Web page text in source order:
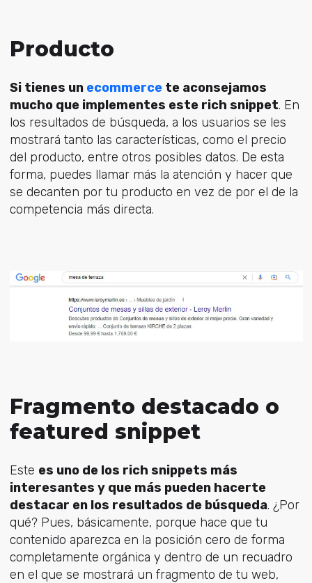
Producto
Si tienes un ecommercete aconsejamos
mucho que implementes este rich snippet. En
los resultados de búsqueda, a los usuarios se les
mostrará tanto las características, como el precio
del producto, entre otros posibles datos. De esta
forma, puedes llamar más la atención y hacer que
se decanten por tu producto en vez de por el de la
competencia más directa.
Fragmento destacado o
featured snippet
Este es uno de los rich snippets más
interesantes y que más pueden hacerte
destacar en los resultados de búsqueda. ¿Por
qué? Pues, básicamente, porque hace que tu
contenido aparezca en la posición cero de forma
completamente orgánica y dentro de un recuadro
en el que se mostrará un fragmento de tu web,